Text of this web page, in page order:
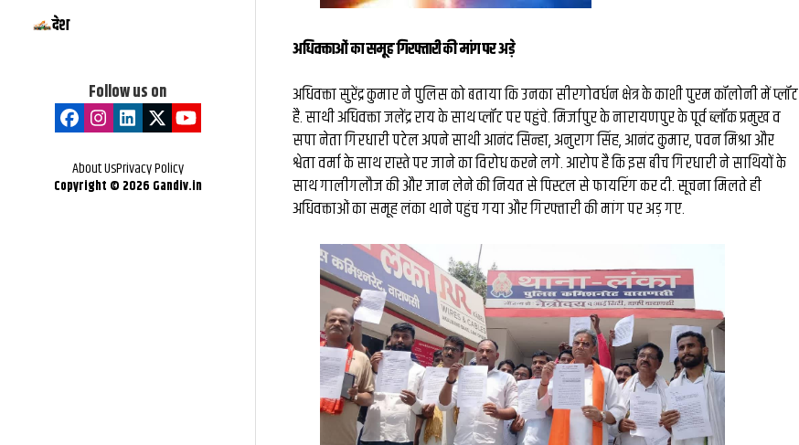
देश
Follow us on
About UsPrivacy Policy
Copyright © 2026 Gandiv.in
अधिवक्ताओं का समूह गिरफ्तारी की मांग पर अड़े
अधिवक्ता सुरेंद्र कुमार ने पुलिस को बताया कि उनका सीरगोवर्धन क्षेत्र के काशी पुरम कॉलोनी में प्लॉट
है. साथी अधिवक्ता जलेंद्र राय के साथ प्लॉट पर पहुंचे. मिर्जापुर के नारायणपुर के पूर्व ब्लॉक प्रमुख व
सपा नेता गिरधारी पटेल अपने साथी आनंद सिन्हा, अनुराग सिंह, आनंद कुमार, पवन मिश्रा और
श्वेता वर्मा के साथ रास्ते पर जाने का विरोध करने लगे. आरोप है कि इस बीच गिरधारी ने साथियों के
साथ गालीगलौज की और जान लेने की नियत से पिस्टल से फायरिंग कर दी. सूचना मिलते ही
अधिवक्ताओं का समूह लंका थाने पहुंच गया और गिरफ्तारी की मांग पर अड़ गए.